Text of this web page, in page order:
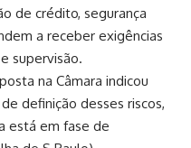
de crédito, segurança
a receber exigências
supervisão.
na Câmara indicou
definição desses riscos,
está em fase de